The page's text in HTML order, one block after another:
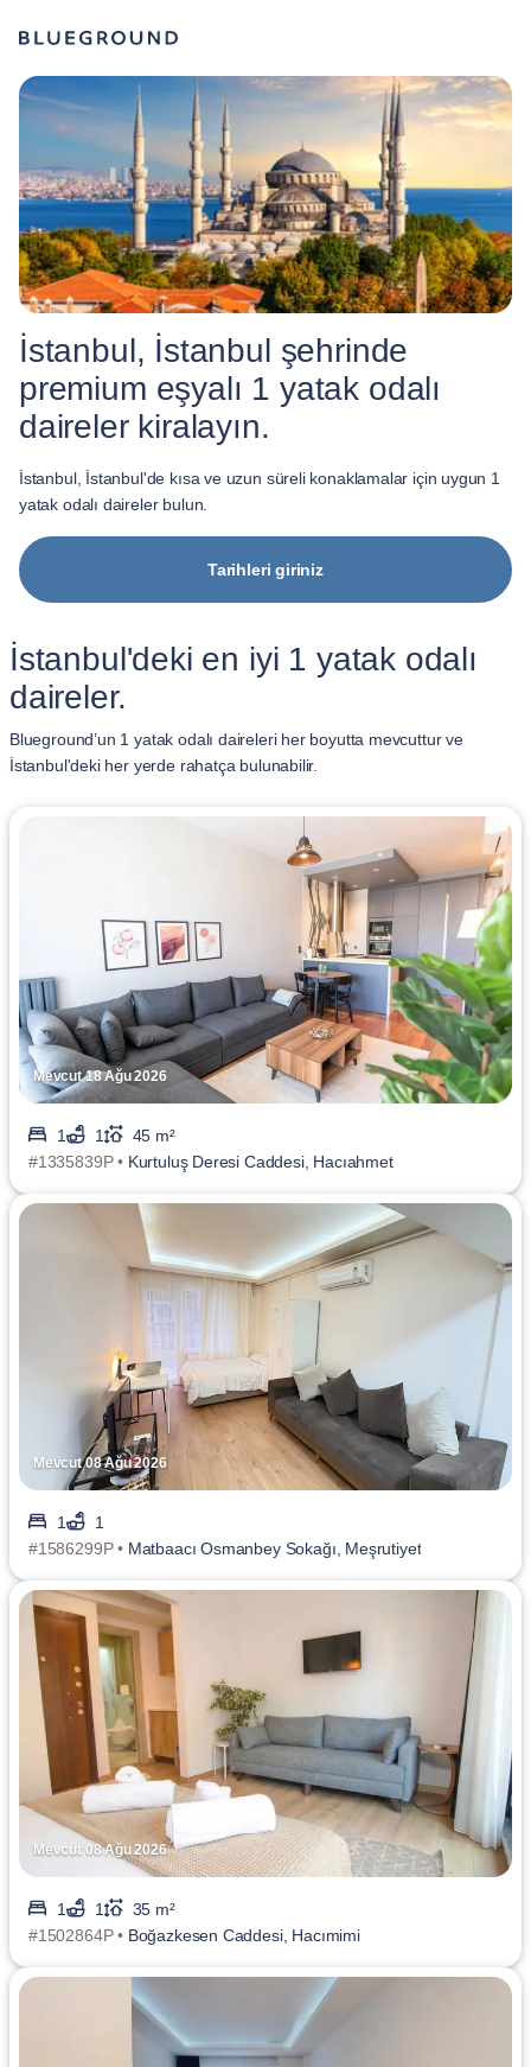
İstanbul, İstanbul şehrinde
premium eşyalı 1 yatak odalı
daireler kiralayın.
İstanbul, İstanbul'de kısa ve uzun süreli konaklamalar için uygun 1
yatak odalı daireler bulun.
Tarihleri giriniz
İstanbul'deki en iyi 1 yatak odalı
daireler.
Blueground’un 1 yatak odalı daireleri her boyutta mevcuttur ve
İstanbul'deki her yerde rahatça bulunabilir.
Mevcut 18 Ağu 2026
1 1
45 m²
#1335839P • Kurtuluş Deresi Caddesi, Hacıahmet
Mevcut 08 Ağu 2026
1
1
#1586299P • Matbaacı Osmanbey Sokağı, Meşrutiyet
Mevcut 08 Ağu 2026
1 1
35 m²
#1502864P • Boğazkesen Caddesi, Hacımimi